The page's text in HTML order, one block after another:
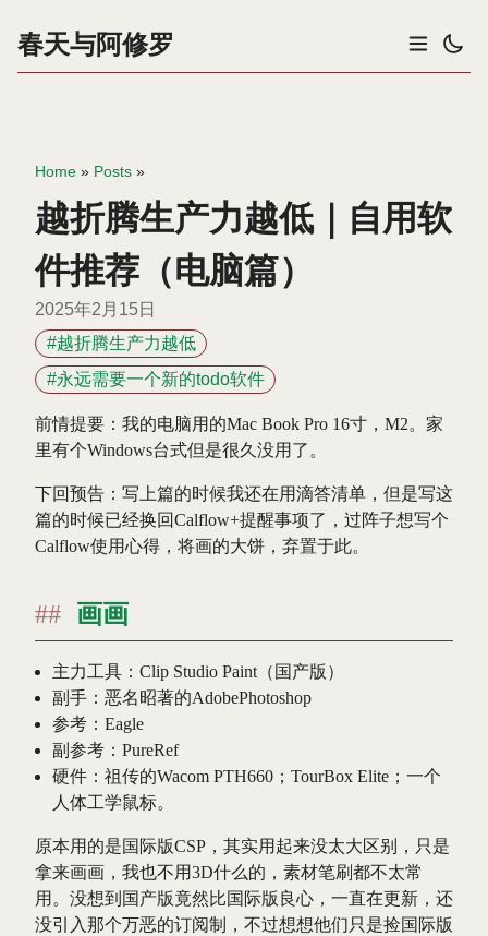
春天与阿修罗
Home » Posts »
越折腾生产力越低｜自用软
件推荐（电脑篇）
2025年2月15日
#越折腾生产力越低
#永远需要一个新的todo软件
前情提要：我的电脑用的Mac Book Pro 16寸，M2。家
里有个Windows台式但是很久没用了。
下回预告：写上篇的时候我还在用滴答清单，但是写这
篇的时候已经换回Calflow+提醒事项了，过阵子想写个
Calflow使用心得，将画的大饼，弃置于此。
画画
主力工具：Clip Studio Paint（国产版）
副手：恶名昭著的AdobePhotoshop
参考：Eagle
副参考：PureRef
硬件：祖传的Wacom PTH660；TourBox Elite；一个
人体工学鼠标。
原本用的是国际版CSP，其实用起来没太大区别，只是
拿来画画，我也不用3D什么的，素材笔刷都不太常
用。没想到国产版竟然比国际版良心，一直在更新，还
没引入那个万恶的订阅制，不过想想他们只是捡国际版